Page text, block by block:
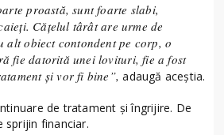
proastă, sunt foarte slabi,
Cățelul târât are urme de
alt obiect contondent pe corp, o
fie datorită unei lovituri, fie a fost
și vor fi bine”, adaugă aceștia.
de tratament și îngrijire. De
sprijin financiar.